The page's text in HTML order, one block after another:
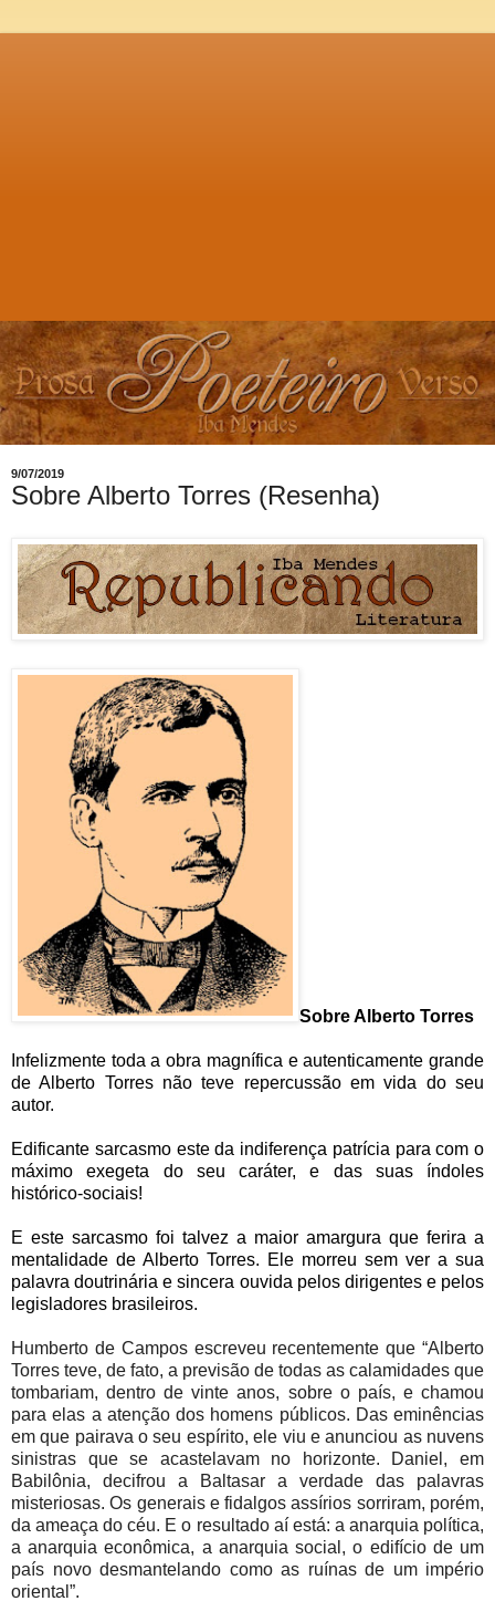
9/07/2019
Sobre Alberto Torres (Resenha)
Sobre Alberto Torres
Infelizmente toda a obra magnífica e autenticamente grande
de Alberto Torres não teve repercussão em vida do seu
autor.
Edificante sarcasmo este da indiferença patrícia para com o
máximo exegeta do seu caráter, e das suas índoles
histórico-sociais!
E este sarcasmo foi talvez a maior amargura que ferira a
mentalidade de Alberto Torres. Ele morreu sem ver a sua
palavra doutrinária e sincera ouvida pelos dirigentes e pelos
legisladores brasileiros.
Humberto de Campos escreveu recentemente que “Alberto
Torres teve, de fato, a previsão de todas as calamidades que
tombariam, dentro de vinte anos, sobre o país, e chamou
para elas a atenção dos homens públicos. Das eminências
em que pairava o seu espírito, ele viu e anunciou as nuvens
sinistras que se acastelavam no horizonte. Daniel, em
Babilônia, decifrou a Baltasar a verdade das palavras
misteriosas. Os generais e fidalgos assírios sorriram, porém,
da ameaça do céu. E o resultado aí está: a anarquia política,
a anarquia econômica, a anarquia social, o edifício de um
país novo desmantelando como as ruínas de um império
oriental”.